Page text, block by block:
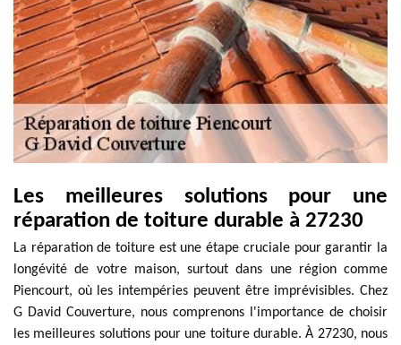
Les meilleures solutions pour une
réparation de toiture durable à 27230
La réparation de toiture est une étape cruciale pour garantir la
longévité de votre maison, surtout dans une région comme
Piencourt, où les intempéries peuvent être imprévisibles. Chez
G David Couverture, nous comprenons l'importance de choisir
les meilleures solutions pour une toiture durable. À 27230, nous